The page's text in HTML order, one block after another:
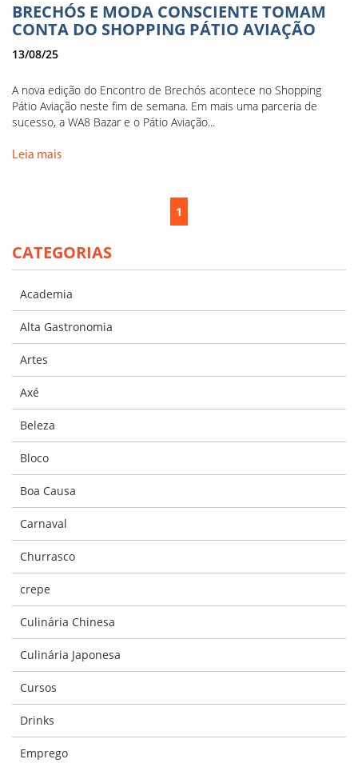
BRECHÓS E MODA CONSCIENTE TOMAM
CONTA DO SHOPPING PÁTIO AVIAÇÃO
13/08/25
A nova edição do Encontro de Brechós acontece no Shopping
Pátio Aviação neste fim de semana. Em mais uma parceria de
sucesso, a WA8 Bazar e o Pátio Aviação...
Leia mais
1
CATEGORIAS
Academia
Alta Gastronomia
Artes
Axé
Beleza
Bloco
Boa Causa
Carnaval
Churrasco
crepe
Culinária Chinesa
Culinária Japonesa
Cursos
Drinks
Emprego